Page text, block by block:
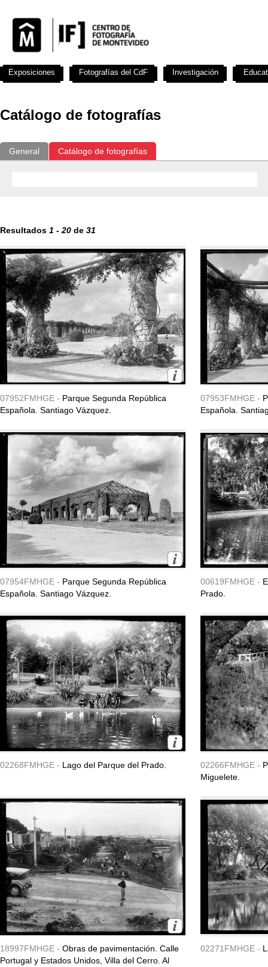
Catálogo de fotografías
General Catálogo de fotografías
Resultados 1 - 20 de 31
07952FMHGE - Parque Segunda República
Española. Santiago Vázquez.
07953FMHGE -
Española.
07954FMHGE - Parque Segunda República
Española. Santiago Vázquez.
00619FMHGE -
Prado.
02268FMHGE - Lago del Parque del Prado. 02266FMHGE -
Miguelete.
18997FMHGE - Obras de pavimentación. Calle
Portugal y Estados Unidos, Villa del Cerro. Al
02271FMHGE -
Exposiciones Fotografías del CdF Investigación